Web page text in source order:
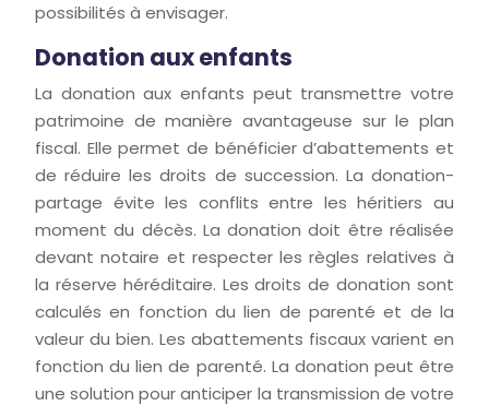
possibilités à envisager.
Donation aux enfants
La donation aux enfants peut transmettre votre
patrimoine de manière avantageuse sur le plan
fiscal. Elle permet de bénéficier d’abattements et
de réduire les droits de succession. La donation-
partage évite les conflits entre les héritiers au
moment du décès. La donation doit être réalisée
devant notaire et respecter les règles relatives à
la réserve héréditaire. Les droits de donation sont
calculés en fonction du lien de parenté et de la
valeur du bien. Les abattements fiscaux varient en
fonction du lien de parenté. La donation peut être
une solution pour anticiper la transmission de votre